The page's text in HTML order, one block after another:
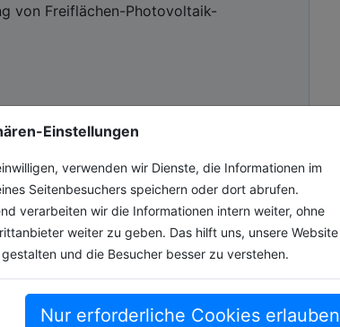
Einstellungen
verwenden wir Dienste, die Informationen im
Seitenbesuchers speichern oder dort abrufen.
verarbeiten wir die Informationen intern weiter, ohne
weiter zu geben. Das hilft uns, unsere Website
und die Besucher besser zu verstehen.
Nur erforderliche Cookies erlauben
von Freiflächen-Photovoltaik-